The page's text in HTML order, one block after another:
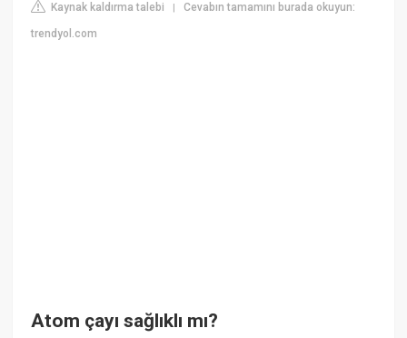
Kaynak kaldırma talebi |Cevabın tamamını burada okuyun:
trendyol.com
Atom çayı sağlıklı mı?